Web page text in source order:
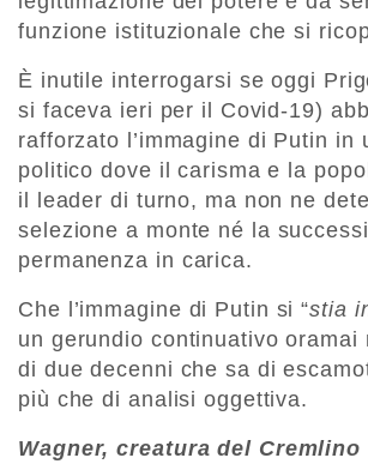
funzione istituzionale che si
È inutile interrogarsi se oggi
si faceva ieri per il Covid-19)
rafforzato l’immagine di Putin in
politico dove il carisma e la
il leader di turno, ma non ne
selezione a monte né la
permanenza in carica.
Che l’immagine di Putin si “stia
un gerundio continuativo oramai
di due decenni che sa di
più che di analisi oggettiva.
Wagner, creatura del Cremlino